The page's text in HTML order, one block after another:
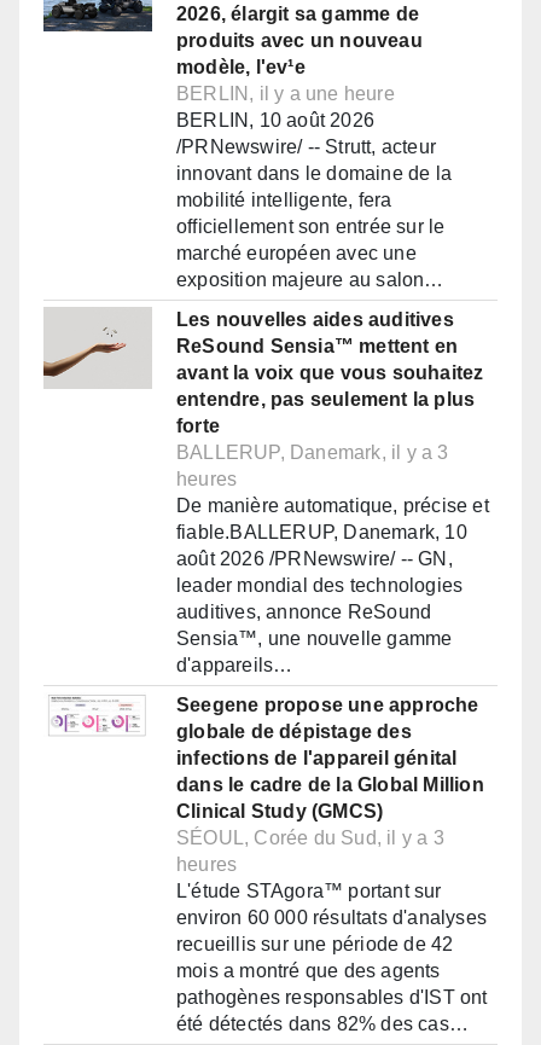
2026, élargit sa gamme de
produits avec un nouveau
modèle, l'ev¹e
BERLIN, il y a une heure
BERLIN, 10 août 2026
/PRNewswire/ -- Strutt, acteur
innovant dans le domaine de la
mobilité intelligente, fera
officiellement son entrée sur le
marché européen avec une
exposition majeure au salon…
Les nouvelles aides auditives
ReSound Sensia™ mettent en
avant la voix que vous souhaitez
entendre, pas seulement la plus
forte
BALLERUP, Danemark, il y a 3
heures
De manière automatique, précise et
fiable.BALLERUP, Danemark, 10
août 2026 /PRNewswire/ -- GN,
leader mondial des technologies
auditives, annonce ReSound
Sensia™, une nouvelle gamme
d'appareils…
Seegene propose une approche
globale de dépistage des
infections de l'appareil génital
dans le cadre de la Global Million
Clinical Study (GMCS)
SÉOUL, Corée du Sud, il y a 3
heures
L'étude STAgora™ portant sur
environ 60 000 résultats d'analyses
recueillis sur une période de 42
mois a montré que des agents
pathogènes responsables d'IST ont
été détectés dans 82% des cas…